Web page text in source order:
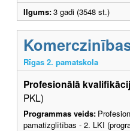
Ilgums:3 gadi (3548 st.)
Rīgas 2. pamatskola
Profesionālā
PKL)
Programmas veids:
pamatizglītības - 2. LKI